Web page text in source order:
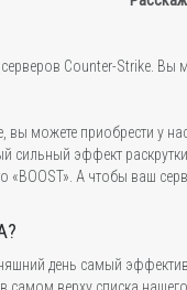
Counter-Strike. Вы
вы можете приобрести у
эффект
А чтобы ваш
день самый